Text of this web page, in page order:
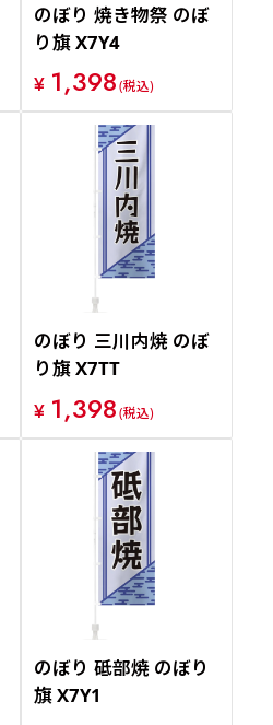
のぼり 焼き物祭 のぼ
り旗 X7Y4
¥ 1,398(税込)
のぼり 三川内焼 のぼ
り旗 X7TT
¥ 1,398(税込)
のぼり 砥部焼 のぼり
旗 X7Y1